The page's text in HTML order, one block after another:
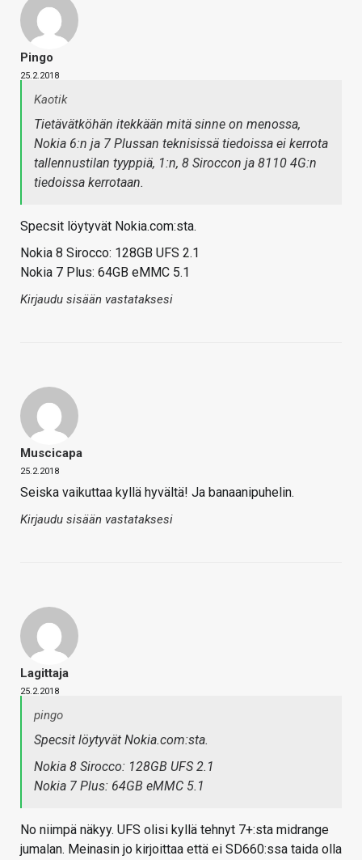
Pingo
25.2.2018
Kaotik
Tietävätköhän itekkään mitä sinne on menossa,
Nokia 6:n ja 7 Plussan teknisissä tiedoissa ei kerrota
tallennustilan tyyppiä, 1:n, 8 Siroccon ja 8110 4G:n
tiedoissa kerrotaan.
Specsit löytyvät Nokia.com:sta.
Nokia 8 Sirocco: 128GB UFS 2.1
Nokia 7 Plus: 64GB eMMC 5.1
Kirjaudu sisään vastataksesi
Muscicapa
25.2.2018
Seiska vaikuttaa kyllä hyvältä! Ja banaanipuhelin.
Kirjaudu sisään vastataksesi
Lagittaja
25.2.2018
pingo
Specsit löytyvät Nokia.com:sta.
Nokia 8 Sirocco: 128GB UFS 2.1
Nokia 7 Plus: 64GB eMMC 5.1
No niimpä näkyy. UFS olisi kyllä tehnyt 7+:sta midrange
jumalan. Meinasin jo kirjoittaa että ei SD660:ssa taida olla